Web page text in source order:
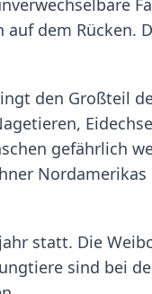
dem Rücken.
den Großteil
gefährlich
statt. Die
sind bei